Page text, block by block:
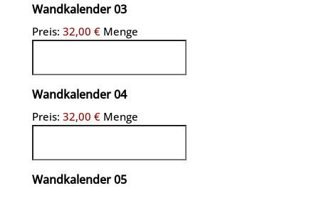
Wandkalender 03Menge
Preis: 32,00 € Menge
Wandkalender 04Menge
Preis: 32,00 € Menge
Wandkalender 05Menge